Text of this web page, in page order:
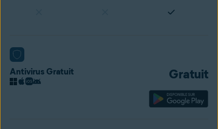
Antivirus Gratuit Gratuit